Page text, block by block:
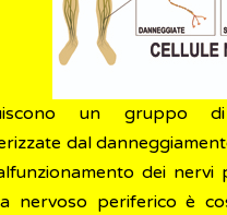
un gruppo
dal
dei nervi
nervoso periferico è